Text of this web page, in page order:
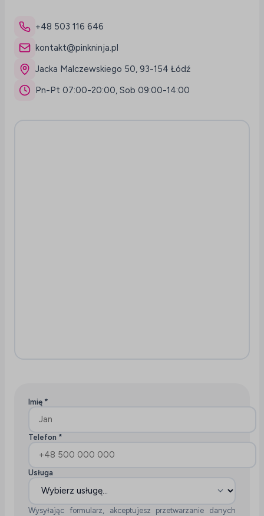
+48 503 116 646
kontakt@pinkninja.pl
Jacka Malczewskiego 50, 93-154 Łódź
Pn-Pt 07:00-20:00, Sob 09:00-14:00
Imię *
Telefon *
Usługa
Wysyłając formularz, akceptujesz przetwarzanie danych